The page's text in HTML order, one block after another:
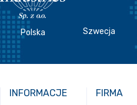
Polska Szwecja
INFORMACJE FIRMA